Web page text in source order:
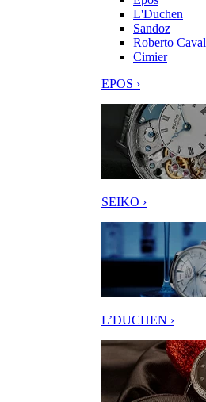
L'Duchen
Sandoz
Roberto
Cimier
EPOS ›
SEIKO ›
L’DUCHEN ›